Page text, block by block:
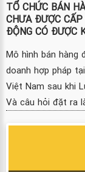
TỔ CHỨC BÁN
CHƯA ĐƯỢC
ĐỘNG CÓ ĐƯỢC
Mô hình bán hàng
doanh hợp pháp
Việt Nam sau khi
Và câu hỏi đặt ra